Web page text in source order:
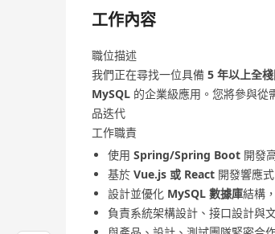
工作內容
職位描述
我們正在尋找一位具備 5 年以上全
MySQL 的企業級應用。您將參與從
品迭代
工作職責
使用 Spring/Spring Boot 開發
基於 Vue.js 或 React 開發響應
設計並優化 MySQL 數據庫結構
負責系統架構設計、接口設計與